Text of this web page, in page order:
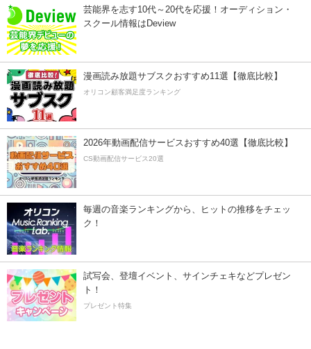
芸能界を志す10代～20代を応援！オーディション・
スクール情報はDeview
漫画読み放題サブスクおすすめ11選【徹底比較】
オリコン顧客満足度ランキング
2026年動画配信サービスおすすめ40選【徹底比較】
CS動画配信サービス20選
毎週の音楽ランキングから、ヒットの推移をチェッ
ク！
試写会、登壇イベント、サインチェキなどプレゼン
ト！
プレゼント特集